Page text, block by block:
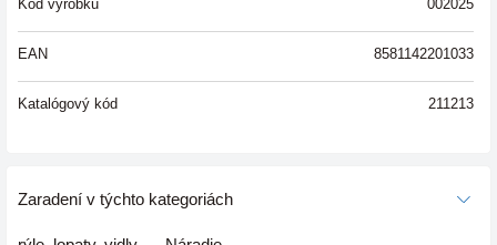
Kód výrobku 002025
EAN 8581142201033
Katalógový kód 211213
Zaradení v týchto kategoriách